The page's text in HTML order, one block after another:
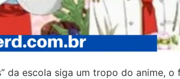
da escola siga um tropo do anime,